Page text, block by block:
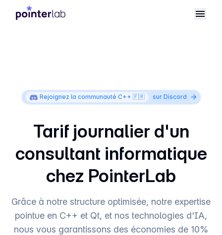
Rejoignez la communauté C++ 🇫🇷 sur Discord
Tarif journalier d'un
consultant informatique
chez PointerLab
Grâce à notre structure optimisée, notre expertise
pointue en C++ et Qt, et nos technologies d'IA,
nous vous garantissons des économies de 10%